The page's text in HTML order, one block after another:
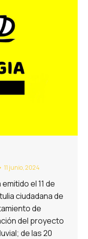
11 junio, 2024
el 11 de
ciudadana de
de
del proyecto
de las 20